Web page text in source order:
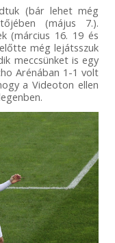
(bár lehet még
(május 7.).
(március 16. 19 és
még lejátsszuk
meccsünket is egy
Arénában 1-1 volt
a Videoton ellen